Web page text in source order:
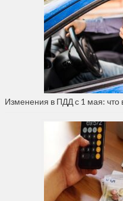
Изменения в ПДД с 1 мая: что